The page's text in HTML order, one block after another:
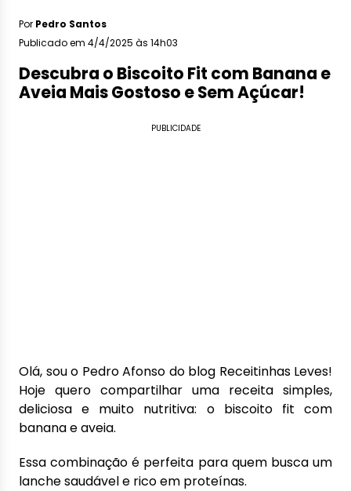
Por Pedro Santos
Publicado em 4/4/2025 às 14h03
Descubra o Biscoito Fit com Banana e
Aveia Mais Gostoso e Sem Açúcar!
PUBLICIDADE
Olá, sou o Pedro Afonso do blog Receitinhas Leves!
Hoje quero compartilhar uma receita simples,
deliciosa e muito nutritiva: o biscoito fit com
banana e aveia.
Essa combinação é perfeita para quem busca um
lanche saudável e rico em proteínas.